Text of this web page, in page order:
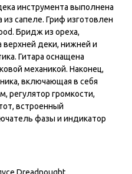
инструмента выполнена
из сапеле. Гриф изготовлен
Бридж из ореха,
верхней деки, нижней и
Гитара оснащена
механикой. Наконец,
включающая в себя
регулятор громкости,
встроенный
фазы и индикатор
Dreadnought